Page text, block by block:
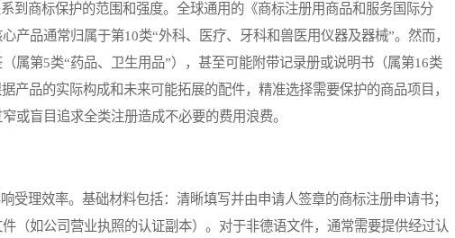
商标保护的范围和强度。全球通用的《商标注册用商品和服务国际分
产品通常归属于第10类“外科、医疗、牙科和兽医用仪器及器械”。然而，
属第5类“药品、卫生用品”），甚至可能附带记录册或说明书（属第16类
产品的实际构成和未来可能拓展的配件，精准选择需要保护的商品项目，
或盲目追求全类注册造成不必要的费用浪费。
理效率。基础材料包括：清晰填写并由申请人签章的商标注册申请书；
（如公司营业执照的认证副本）。对于非德语文件，通常需要提供经过认